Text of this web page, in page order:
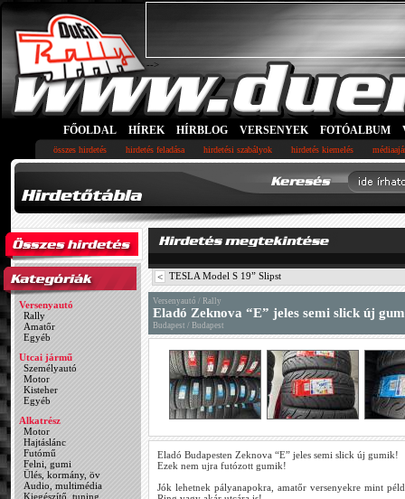
-->
FŐOLDAL HÍREK HÍRBLOG VERSENYEK FOTÓALBUM
összes hirdetés hirdetés feladása hirdetési szabályok hirdetés kiemelés
Versenyautó
Rally
Amatőr
Egyéb
Utcai jármű
Személyautó
Motor
Kisteher
Egyéb
Alkatrész
Motor
Hajtáslánc
Futómű
Felni, gumi
Ülés, kormány, öv
Audio, multimédia
Kiegészítő, tuning
< TESLA Model S 19” Slipst
Versenyautó / Rally
Eladó Zeknova “E” jeles semi slick új
Budapest / Budapest
Eladó Budapesten Zeknova “E” jeles semi slick új gumik!
Ezek nem ujra futózott gumik!
Jók lehetnek pályanapokra, amatőr versenyekre mint